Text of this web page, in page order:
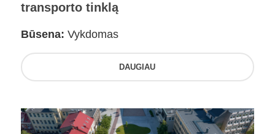
transporto tinklą
Būsena: Vykdomas
DAUGIAU